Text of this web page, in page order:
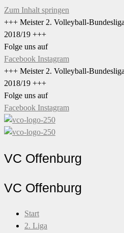
Zum Inhalt springen
+++ Meister 2. Volleyball-
2018/19 +++
Folge uns auf
Facebook Instagram
+++ Meister 2. Volleyball-
2018/19 +++
Folge uns auf
Facebook Instagram
VC Offenburg
VC Offenburg
Start
2. Liga